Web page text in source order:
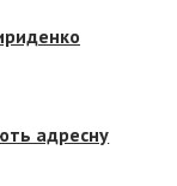
адресну